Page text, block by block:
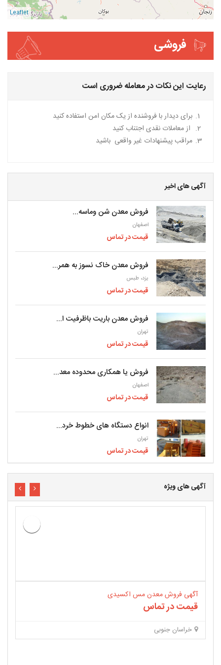
Leaflet
فروشی
رعایت این نکات در معامله ضروری است
برای دیدار با فروشنده از یک مکان امن استفاده کنید
از معاملات نقدی اجتناب کنید
مراقب پیشنهادات غیر واقعی باشید
آگهی های اخیر
فروش معدن شن وماسه...
اصفهان
قیمت در تماس
فروش معدن خاک نسوز به همر...
یزد، طبس
قیمت در تماس
فروش معدن باریت باظرفیت ا...
تهران
قیمت در تماس
فروش یا همکاری محدوده معد...
اصفهان
قیمت در تماس
انواع دستگاه های خطوط خرد...
تهران
قیمت در تماس
آگهی های ویژه